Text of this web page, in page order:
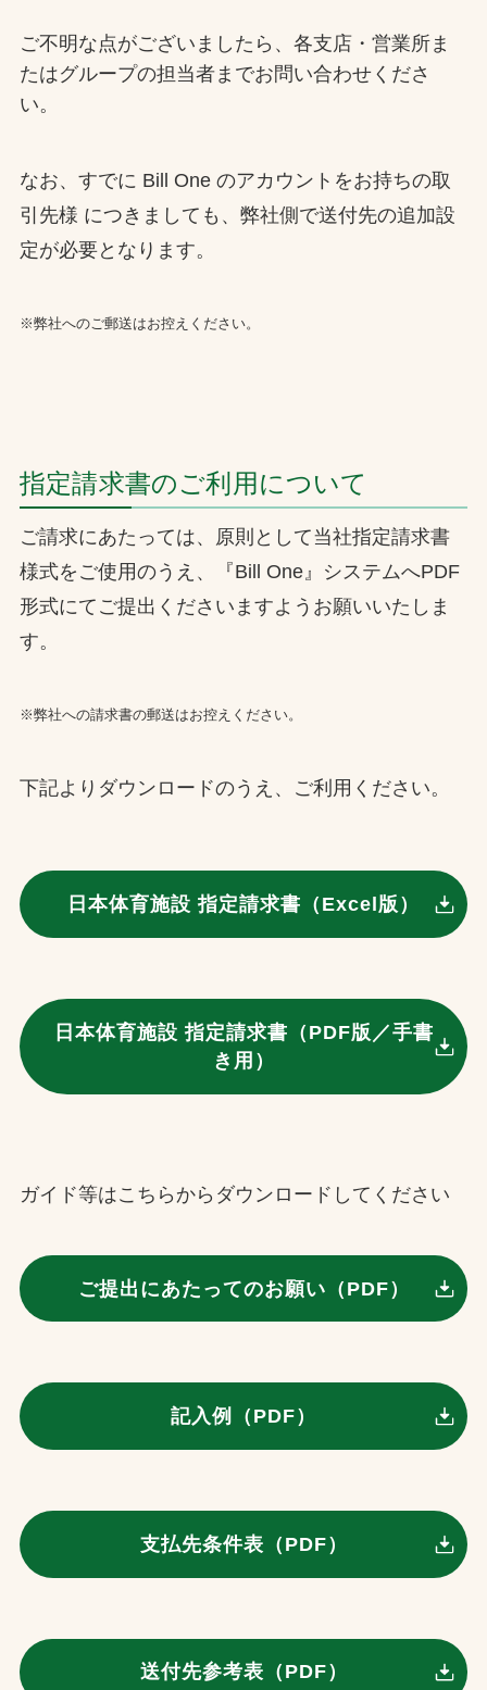
ご不明な点がございましたら、各支店・営業所ま
たはグループの担当者までお問い合わせくださ
い。
なお、すでに Bill One のアカウントをお持ちの取
引先様 につきましても、弊社側で送付先の追加設
定が必要となります。
※弊社へのご郵送はお控えください。
指定請求書のご利用について
ご請求にあたっては、原則として当社指定請求書
様式をご使用のうえ、『Bill One』システムへPDF
形式にてご提出くださいますようお願いいたしま
す。
※弊社への請求書の郵送はお控えください。
下記よりダウンロードのうえ、ご利用ください。
日本体育施設 指定請求書（Excel版）
日本体育施設 指定請求書（PDF版／手書
き用）
ガイド等はこちらからダウンロードしてください
ご提出にあたってのお願い（PDF）
記入例（PDF）
支払先条件表（PDF）
送付先参考表（PDF）